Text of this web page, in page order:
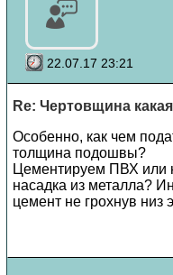
22.07.17 23:21
Re: Чертовщина
Особенно, как чем
толщина подошвы?
Цементируем ПВХ или
насадка из металла?
цемент не грохнув низ